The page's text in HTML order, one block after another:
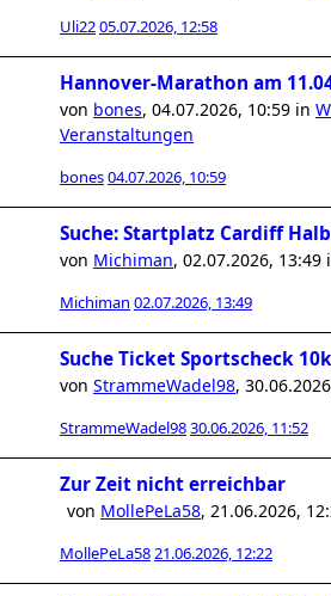
Uli2205.07.2026, 12:58
Hannover-Marathon am
von bones, 04.07.2026, 10:59 in
Veranstaltungen
bones04.07.2026, 10:59
Suche: Startplatz Cardiff
von Michiman, 02.07.2026, 13:49
Michiman 02.07.2026, 13:49
Suche Ticket Sportscheck
von StrammeWadel98,
StrammeWadel9830.06.2026, 11:52
Zur Zeit nicht erreichbar
von MollePeLa58, 21.06.2026,
MollePeLa5821.06.2026, 12:22